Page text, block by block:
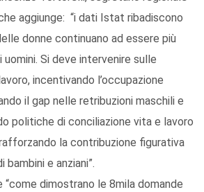
aggiunge: “i dati Istat ribadiscono
donne continuano ad essere più
Si deve intervenire sulle
incentivando l’occupazione
il gap nelle retribuzioni maschili e
politiche di conciliazione vita e lavoro
la contribuzione figurativa
bambini e anziani”.
dimostrano le 8mila domande